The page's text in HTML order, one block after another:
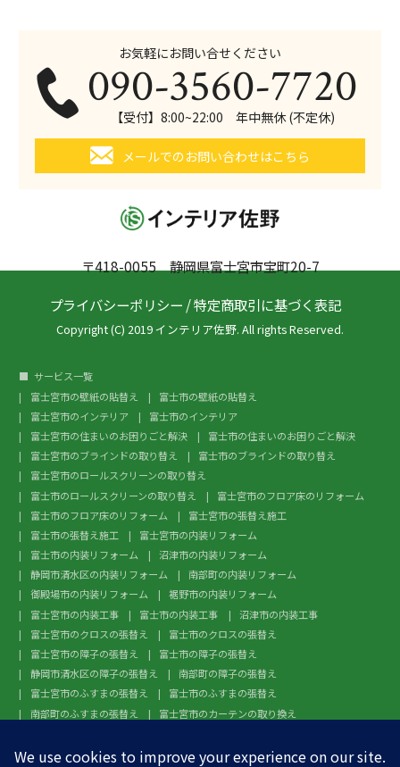
〒418-0055 静岡県富士宮市宝町20-7
お気軽にお問い合せください
090-3560-7720
【受付】8:00~22:00 年中無休 (不定休)
メールでのお問い合わせはこちら
プライバシーポリシー /特定商取引に基づく表記
Copyright (C) 2019 インテリア佐野. All rights Reserved.
サービス一覧
富士宮市の壁紙の貼替え
富士市の壁紙の貼替え
富士宮市のインテリア
富士市のインテリア
富士宮市の住まいのお困りごと解決
富士市の住まいのお困りごと解決
富士宮市のブラインドの取り替え
富士市のブラインドの取り替え
富士宮市のロールスクリーンの取り替え
富士市のロールスクリーンの取り替え
富士宮市のフロア床のリフォーム
富士市のフロア床のリフォーム
富士宮市の張替え施工
富士市の張替え施工
富士宮市の内装リフォーム
富士市の内装リフォーム
沼津市の内装リフォーム
静岡市清水区の内装リフォーム
南部町の内装リフォーム
御殿場市の内装リフォーム
裾野市の内装リフォーム
富士宮市の内装工事
富士市の内装工事
沼津市の内装工事
富士宮市のクロスの張替え
富士市のクロスの張替え
富士宮市の障子の張替え
富士市の障子の張替え
静岡市清水区の障子の張替え
南部町の障子の張替え
富士宮市のふすまの張替え
富士市のふすまの張替え
南部町のふすまの張替え
富士宮市のカーテンの取り換え
富士市のガラスフィルム施工
沼津市のガラスフィルム施工